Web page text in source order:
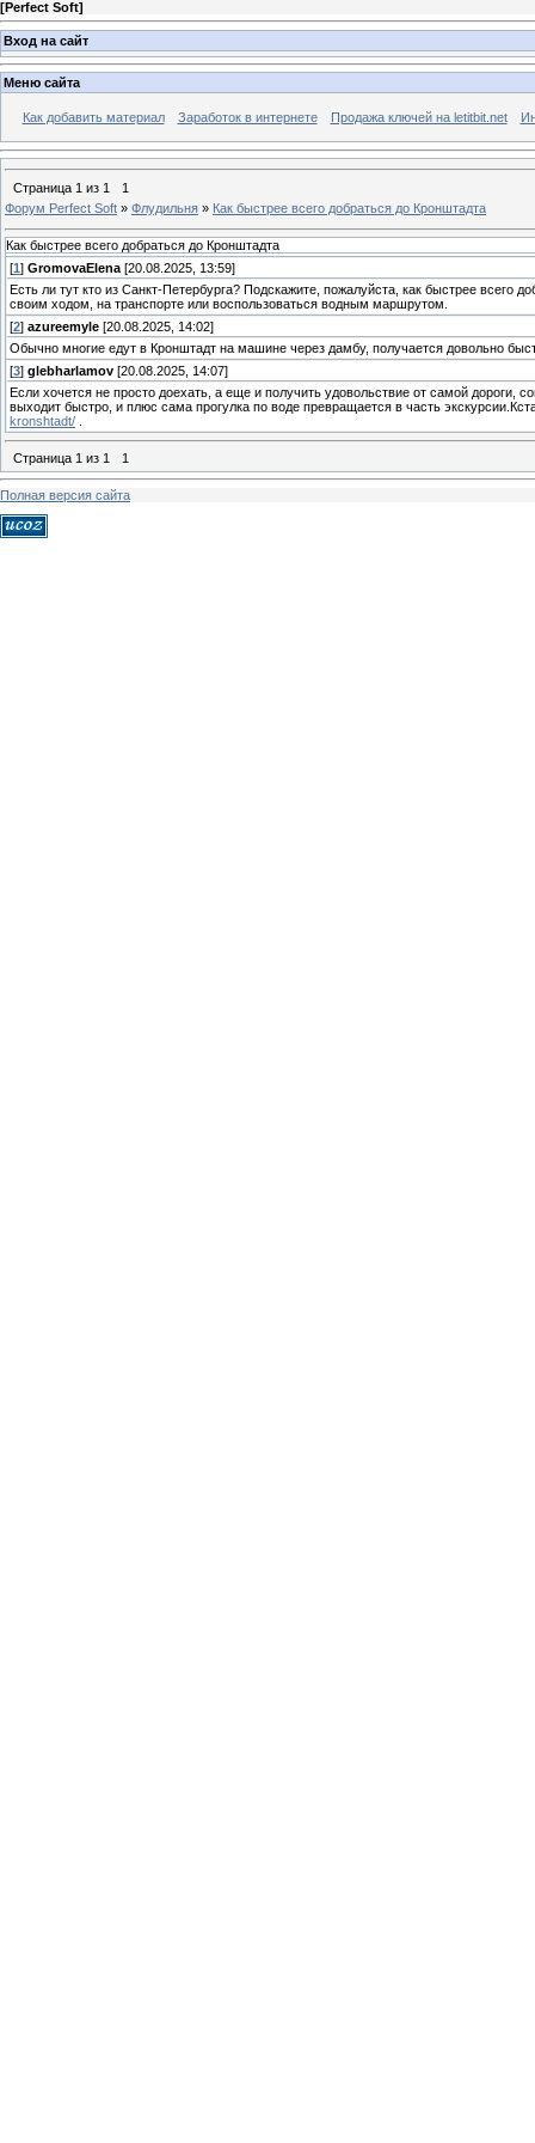
[Perfect Soft]
Вход на сайт
Меню сайта
Как добавить материал Заработок в интернете Продажа ключей на letitbit.net
Страница 1 из 1
1
Форум Perfect Soft » Флудильня » Как быстрее всего добраться до Кронштадта
Как быстрее всего добраться до Кронштадта
[1 ] GromovaElena [20.08.2025, 13:59]
Есть ли тут кто из Санкт-Петербурга? Подскажите, пожалуйста, как быстрее
своим ходом, на транспорте или воспользоваться водным маршрутом.
[2] azureemyle [20.08.2025, 14:02]
Обычно многие едут в Кронштадт на машине через дамбу, получается довольно
[3] glebharlamov [20.08.2025, 14:07]
Если хочется не просто доехать, а еще и получить удовольствие от самой
выходит быстро, и плюс сама прогулка по воде превращается в часть
kronshtadt/
Страница 1 из 1 1
Полная версия сайта